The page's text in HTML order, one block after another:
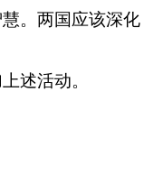
。两国应该深化
述活动。